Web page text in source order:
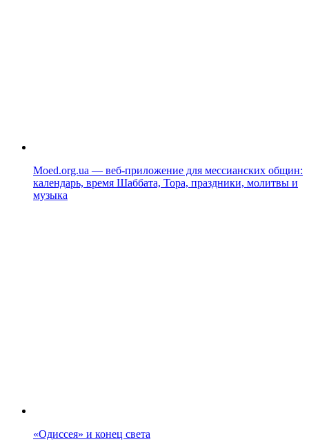
Moed.org.ua — веб-приложение для мессианских общин:
календарь, время Шаббата, Тора, праздники, молитвы и
музыка
«Одиссея» и конец света